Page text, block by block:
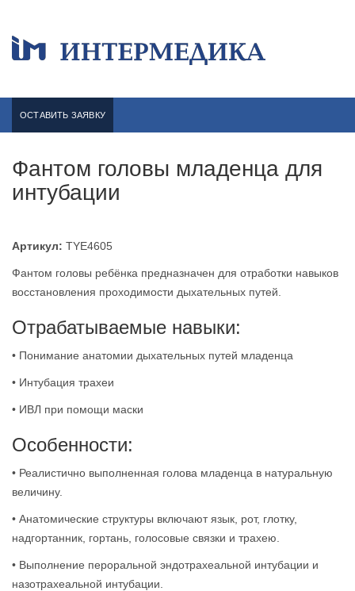
основному
ОСТАВИТЬ ЗАЯВКУ
Фантом головы младенца для
интубации
Артикул: TYE4605
Фантом головы ребёнка предназначен для отработки навыков
восстановления проходимости дыхательных путей.
Отрабатываемые навыки:
• Понимание анатомии дыхательных путей младенца
• Интубация трахеи
• ИВЛ при помощи маски
Особенности:
• Реалистично выполненная голова младенца в натуральную
величину.
• Анатомические структуры включают язык, рот, глотку,
надгортанник, гортань, голосовые связки и трахею.
• Выполнение пероральной эндотрахеальной интубации и
назотрахеальной интубации.